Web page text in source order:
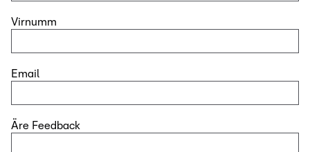
Virnumm
Email
Äre Feedback